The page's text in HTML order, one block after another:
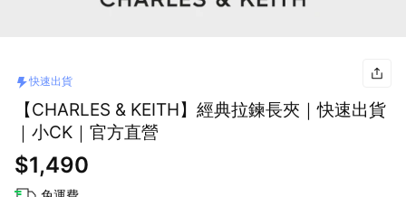
快速出貨
【CHARLES & KEITH】經典拉鍊長夾｜快速出貨
｜小CK｜官方直營
$1,490